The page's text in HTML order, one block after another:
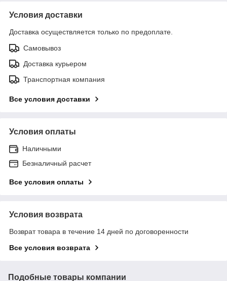
Условия доставки
Доставка осуществляется только по предоплате.
Самовывоз
Доставка курьером
Транспортная компания
Все условия доставки
Условия оплаты
Наличными
Безналичный расчет
Все условия оплаты
Условия возврата
Возврат товара в течение 14 дней по договоренности
Все условия возврата
Подобные товары компании